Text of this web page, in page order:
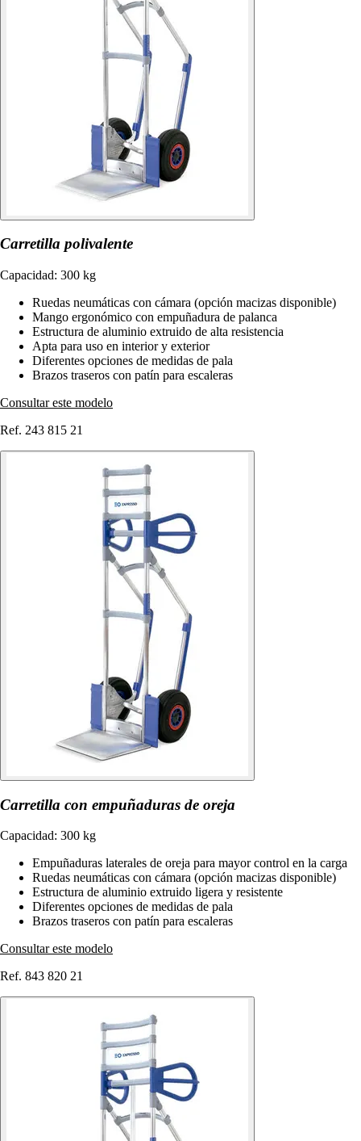
Carretilla polivalente
Capacidad: 300 kg
Ruedas neumáticas con cámara (opción macizas disponible)
Mango ergonómico con empuñadura de palanca
Estructura de aluminio extruido de alta resistencia
Apta para uso en interior y exterior
Diferentes opciones de medidas de pala
Brazos traseros con patín para escaleras
Consultar este modelo
Ref. 243 815 21
Carretilla con empuñaduras de oreja
Capacidad: 300 kg
Empuñaduras laterales de oreja para mayor control en la carga
Ruedas neumáticas con cámara (opción macizas disponible)
Estructura de aluminio extruido ligera y resistente
Diferentes opciones de medidas de pala
Brazos traseros con patín para escaleras
Consultar este modelo
Ref. 843 820 21